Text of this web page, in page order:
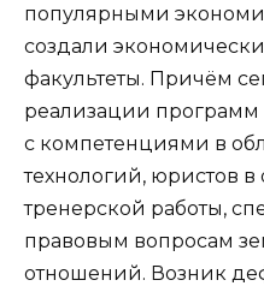
популярными
создали
факультеты. Причём
реализации программ
с компетенциями в
технологий, юристов
тренерской работы,
правовым вопросам
отношений. Возник